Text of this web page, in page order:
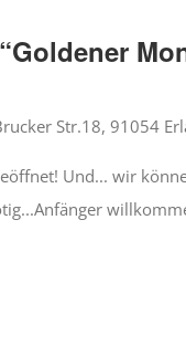
Str.18, 91054
Und... wir